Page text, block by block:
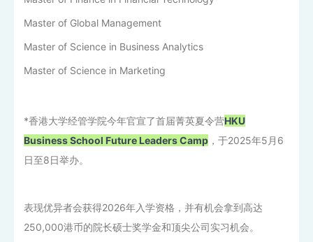
Master of Global Management
Master of Science in Business Analytics
Master of Science in Marketing
*香港大学经管学院今年官宣了首届菁英夏令营HKU
Business School Future Leaders Camp ，于2025年5月6
日至8日举办。
表现优异者会获得2026年入学资格，并有机会拿到高达
250,000港币的院长硕士奖学金和顶尖公司实习机会。